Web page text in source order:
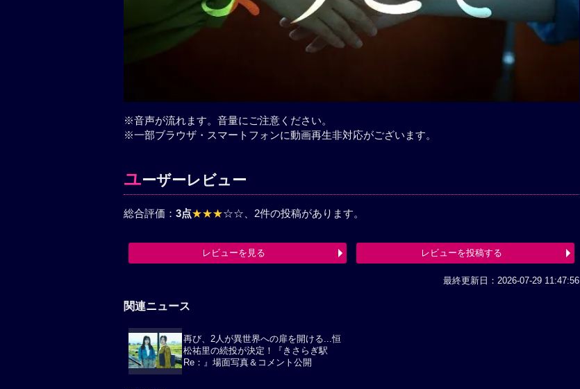
※音声が流れます。音量にご注意ください。
※一部ブラウザ・スマートフォンに動画再生非対応がございます。
ユーザーレビュー
総合評価： 3点★★★☆☆ 、2件の投稿があります。
レビューを見る レビューを投稿する
最終更新日：2026-07-29 11:47:56
関連ニュース
再び、2人が異世界への扉を開ける...恒
松祐里の続投が決定！『きさらぎ駅
Re：』場面写真＆コメント公開